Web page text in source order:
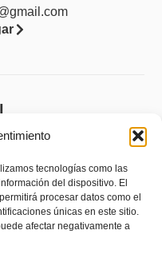
tecnologías como las
del dispositivo. El
procesar datos como el
únicas en este sitio.
afectar negativamente a
(UE)
y reembolsos